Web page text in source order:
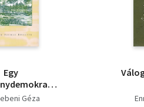
Egy
Géza